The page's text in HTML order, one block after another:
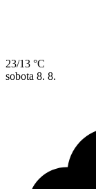
23/13 °C
sobota 8. 8.